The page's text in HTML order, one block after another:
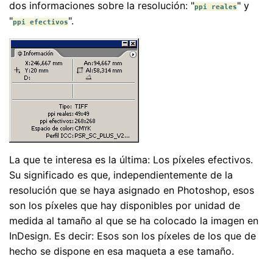
dos informaciones sobre la resolución: "ppi reales" y
"ppi efectivos".
La que te interesa es la última: Los píxeles efectivos.
Su significado es que, independientemente de la
resolución que se haya asignado en Photoshop, esos
son los píxeles que hay disponibles por unidad de
medida al tamaño al que se ha colocado la imagen en
InDesign. Es decir: Esos son los píxeles de los que de
hecho se dispone en esa maqueta a ese tamaño.